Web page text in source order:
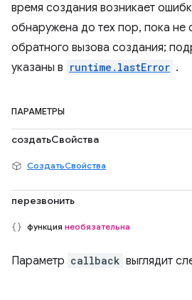
время создания возникает
обнаружена до тех пор, пока не
обратного вызова создания;
указаны в runtime.lastError .
ПАРАМЕТРЫ
создатьСвойства
СоздатьСвойства
перезвонить
функция необязательна
Параметр callback выглядит